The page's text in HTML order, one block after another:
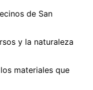
de San
y la naturaleza
materiales que